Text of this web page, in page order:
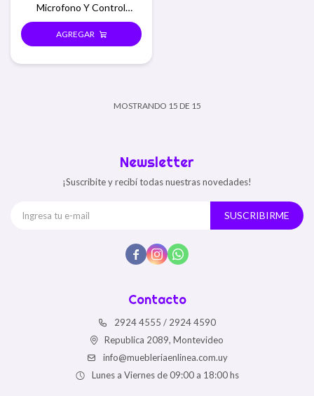
Microfono Y Control
Remoto
MOSTRANDO 15 DE 15
Contacto
2924 4555 / 2924 4590
Republica 2089, Montevideo
info@muebleriaenlinea.com.uy
Lunes a Viernes de 09:00 a 18:00 hs
Newsletter
¡Suscribite y recibí todas nuestras novedades!
SUSCRIBIRME
  